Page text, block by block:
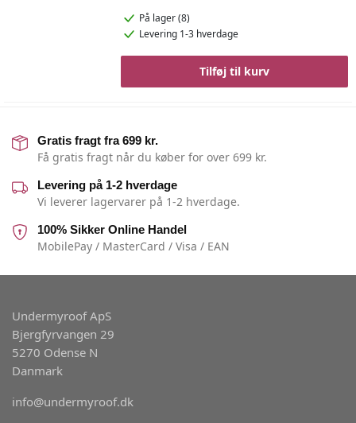
På lager (8)
Levering 1-3 hverdage
Tilføj til kurv
Gratis fragt fra 699 kr.
Få gratis fragt når du køber for over 699 kr.
Levering på 1-2 hverdage
Vi leverer lagervarer på 1-2 hverdage.
100% Sikker Online Handel
MobilePay / MasterCard / Visa / EAN
Undermyroof ApS
Bjergfyrvangen 29
5270 Odense N
Danmark
info@undermyroof.dk